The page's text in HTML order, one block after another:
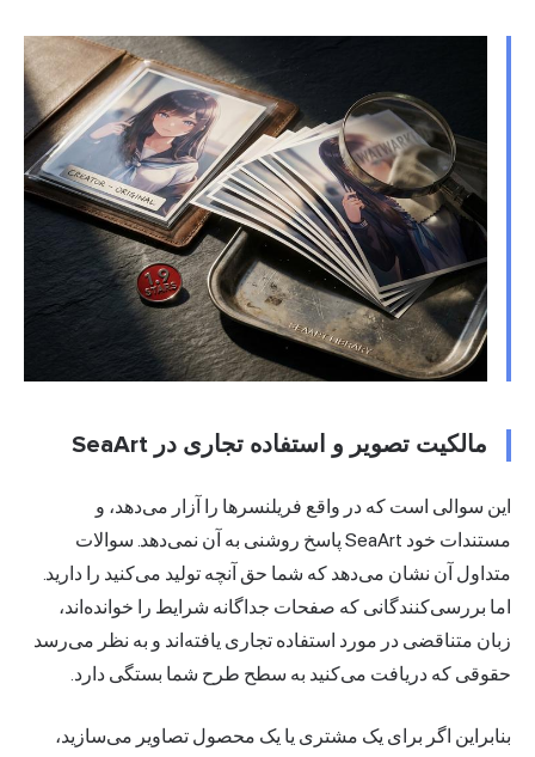
مالکیت تصویر و استفاده تجاری در SeaArt
این سوالی است که در واقع فریلنسرها را آزار می‌دهد، و
مستندات خود SeaArt پاسخ روشنی به آن نمی‌دهد. سوالات
متداول آن نشان می‌دهد که شما حق آنچه تولید می‌کنید را دارید.
اما بررسی‌کنندگانی که صفحات جداگانه شرایط را خوانده‌اند،
زبان متناقضی در مورد استفاده تجاری یافته‌اند و به نظر می‌رسد
حقوقی که دریافت می‌کنید به سطح طرح شما بستگی دارد.
بنابراین اگر برای یک مشتری یا یک محصول تصاویر می‌سازید،